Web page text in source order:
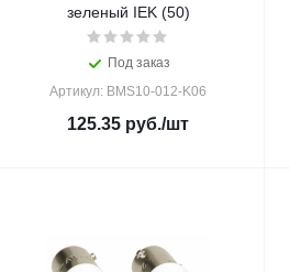
зеленый IEK (50)
Под заказ
Артикул: BMS10-012-K06
125.35 руб./шт